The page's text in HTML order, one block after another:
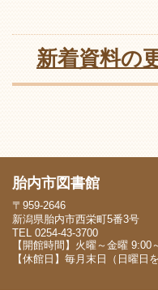
新着資料の
胎内市図書館
〒959-2646
新潟県胎内市西栄町5番3号
TEL 0254-43-3700
【開館時間】火曜～金曜
【休館日】毎月末日（日曜日